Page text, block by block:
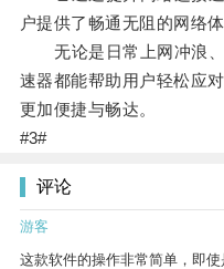
户提供了畅通无阻的网络体
无论是日常上网冲浪、
速器都能帮助用户轻松应
更加便捷与畅达。
#3#
评论
游客
这款软件的操作非常简单，即使